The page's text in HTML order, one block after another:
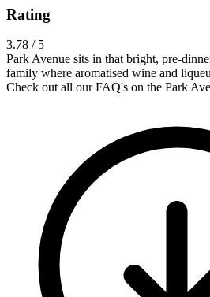
Rating
3.78 / 5
Park Avenue sits in that bright, pre-
family where aromatised wine and
Check out all our FAQ's on the Park